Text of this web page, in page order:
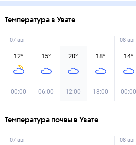
Температура в Увате
07 авг
12°
00:00
15°
06:00
20°
12:00
18°
18:00
08 авг
14°
00:00
Температура почвы в Увате
07 авг 08 авг